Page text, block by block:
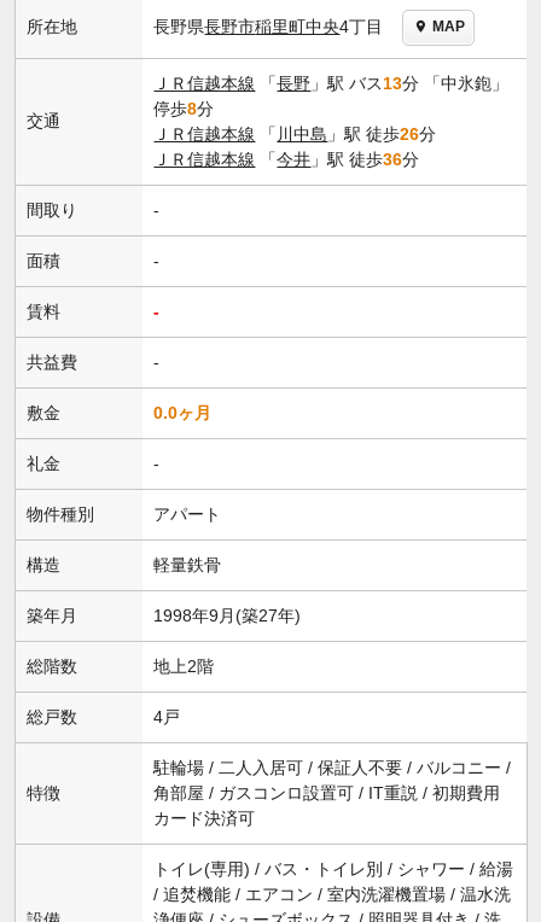
所在地 長野県長野市稲里町中央4丁目 MAP
交通
ＪＲ信越本線 「長野 」駅 バス13分 「中氷鉋」
停歩8分
ＪＲ信越本線 「 川中島 」駅 徒歩26分
ＪＲ信越本線 「今井 」駅 徒歩36分
間取り -
面積 -
賃料 -
共益費 -
敷金 0.0ヶ月
礼金 -
物件種別 アパート
構造 軽量鉄骨
築年月 1998年9月(築27年)
総階数 地上2階
総戸数 4戸
特徴
駐輪場 / 二人入居可 / 保証人不要 / バルコニー /
角部屋 / ガスコンロ設置可 / IT重説 / 初期費用
カード決済可
トイレ(専用) / バス・トイレ別 / シャワー / 給湯
/ 追焚機能 / エアコン / 室内洗濯機置場 / 温水洗